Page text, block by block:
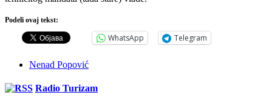
Podeli ovaj tekst:
WhatsApp Telegram
Nenad Popović
Radio Turizam